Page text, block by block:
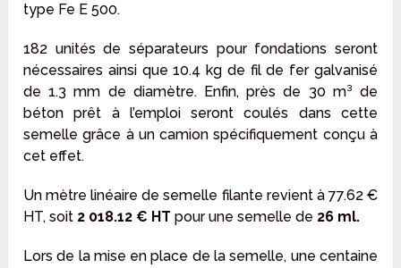
type Fe E 500.
182 unités de séparateurs pour fondations seront
nécessaires ainsi que 10.4 kg de fil de fer galvanisé
de 1.3 mm de diamètre. Enfin, près de 30 m³ de
béton prêt à l’emploi seront coulés dans cette
semelle grâce à un camion spécifiquement conçu à
cet effet.
Un mètre linéaire de semelle filante revient à 77.62 €
HT, soit 2 018.12 € HT pour une semelle de 26 ml.
Lors de la mise en place de la semelle, une centaine